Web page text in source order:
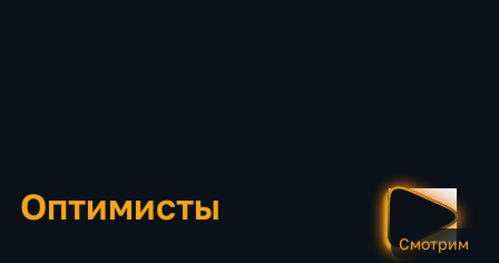
Оптимисты
Смотрим